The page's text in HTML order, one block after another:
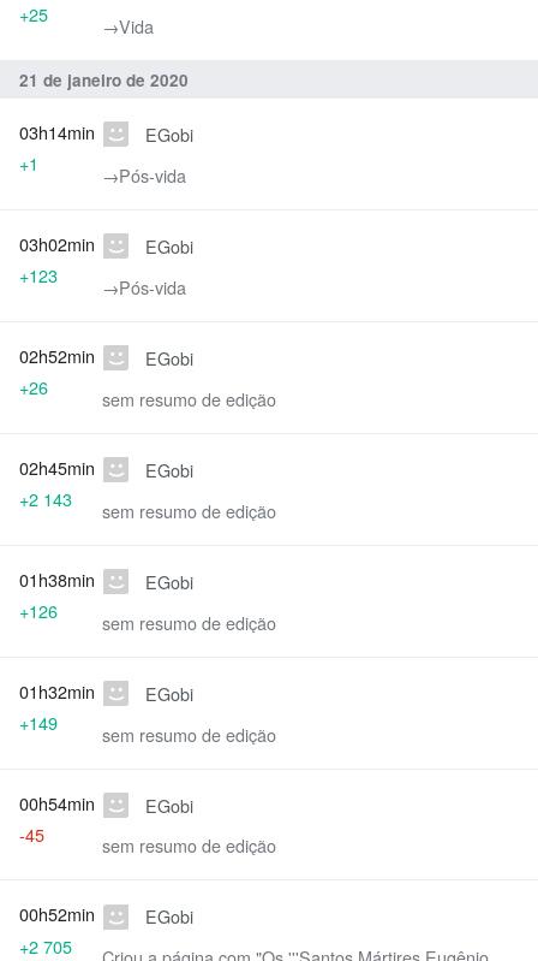
→‎Vida
+25
21 de janeiro de 2020
EGobi
→‎Pós-vida
03h14min
+1
EGobi
→‎Pós-vida
03h02min
+123
EGobi
sem resumo de edição
02h52min
+26
EGobi
sem resumo de edição
02h45min
+2 143
EGobi
sem resumo de edição
01h38min
+126
EGobi
sem resumo de edição
01h32min
+149
EGobi
sem resumo de edição
00h54min
-45
EGobi
00h52min
+2 705